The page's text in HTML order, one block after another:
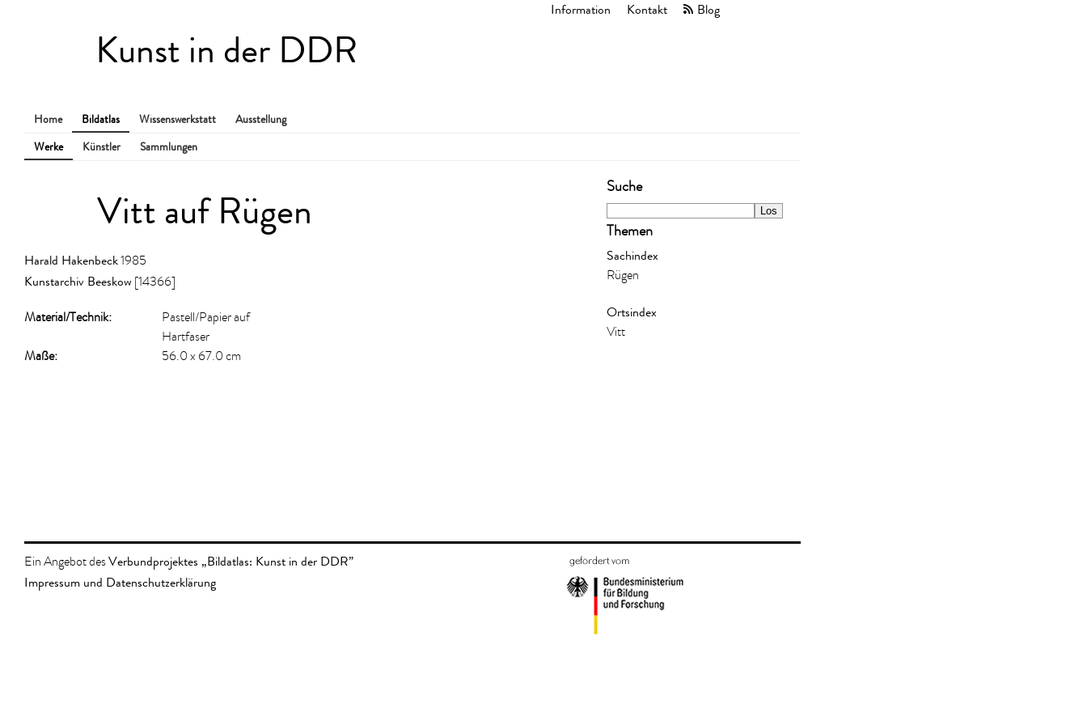
Information Kontakt Blog
Kunst in der DDR
Home Bildatlas Wissenswerkstatt
Ausstellung
Werke
Künstler Sammlungen
Suche
Themen
Sachindex
Rügen
Ortsindex
Vitt
Vitt auf Rügen
Harald Hakenbeck1985
Kunstarchiv Beeskow [14366]
Material/​Technik:
Pastell/Papier auf
Hartfaser
Maße:
56.0 x 67.0 cm
Ein Angebot desVerbundprojektes „Bildatlas: Kunst in der DDR”
Impressum und Datenschutzerklärung